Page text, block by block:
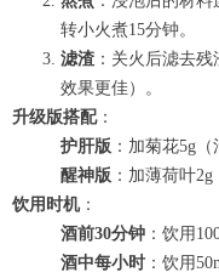
转小火煮15分钟。
滤渣 ：关火后滤去
效果更佳）。
升级版搭配：
护肝版 ：加菊花5g
醒神版 ：加薄荷叶
饮用时机：
酒前30分钟 ：饮用
酒中每小时 ：饮用